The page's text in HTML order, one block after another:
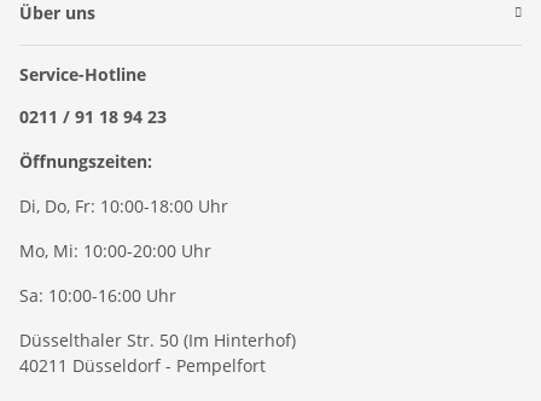
Über uns
Service-Hotline
0211 / 91 18 94 23
Öffnungszeiten:
Di, Do, Fr: 10:00-18:00 Uhr
Mo, Mi: 10:00-20:00 Uhr
Sa: 10:00-16:00 Uhr
Düsselthaler Str. 50 (Im Hinterhof)
40211 Düsseldorf - Pempelfort